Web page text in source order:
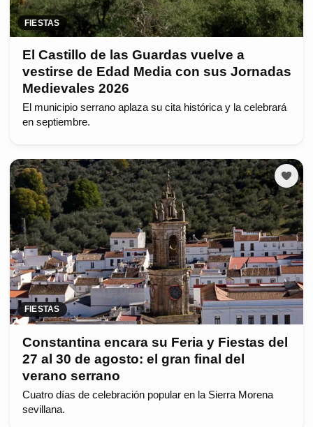
FIESTAS
El Castillo de las Guardas vuelve a
vestirse de Edad Media con sus Jornadas
Medievales 2026
El municipio serrano aplaza su cita histórica y la celebrará
en septiembre.
FIESTAS
Constantina encara su Feria y Fiestas del
27 al 30 de agosto: el gran final del
verano serrano
Cuatro días de celebración popular en la Sierra Morena
sevillana.